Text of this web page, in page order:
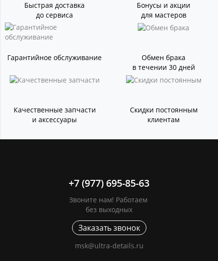
Быстрая доставка
до сервиса
Бонусы и акции
для мастеров
Гарантийное обслуживание
Обмен брака
в течении 30 дней
Качественные запчасти
и аксессуары
Скидки постоянным
клиентам
+7 (977) 695-85-63
Звоните нам! Работаем
без выходных
Заказать звонок
msk@ultra-details.ru